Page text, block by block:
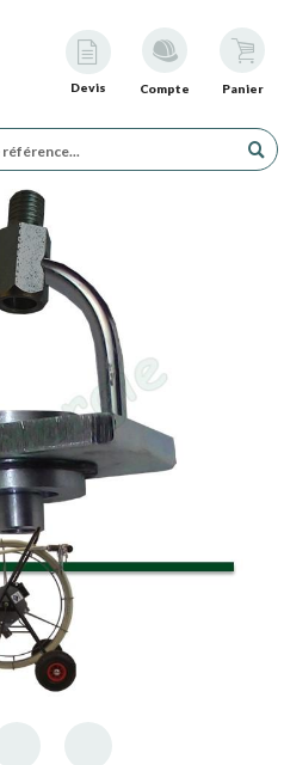
Devis Compte Panier